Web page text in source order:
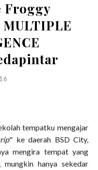
Froggy
tempatku mengajar
" ke daerah BSD City,
mengira tempat yang
hanya sekedar